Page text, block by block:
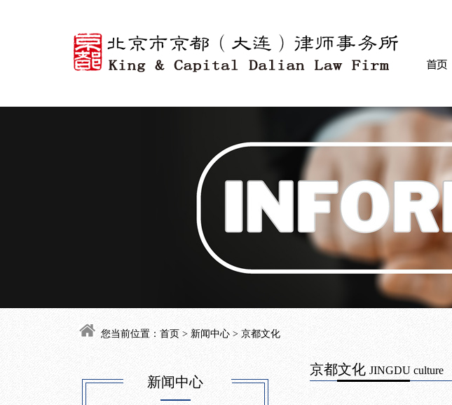
您当前位置： 首页 > 新闻中心 > 京都文化
新闻中心
京都文化 JINGDU culture